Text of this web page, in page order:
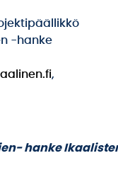
-hanke
,
hanke